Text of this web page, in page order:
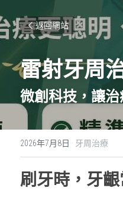
返回網站
雷射牙周
微創科技，讓
2026年7月8日 · 牙周治療
刷牙時，牙